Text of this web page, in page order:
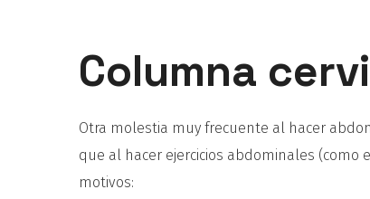
Columna
Otra molestia muy frecuente al hacer
que al hacer ejercicios abdominales (como
motivos: